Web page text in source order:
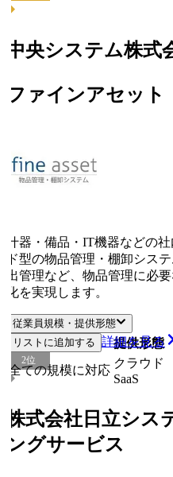
央システム株式
ァインアセット
器・備品・IT機器などの社
型の物品管理・棚卸システ
管理など、物品管理に必要
を実現します。
従業員規模・提供形態
従業員規模
提供形態
ての規模に対応
クラウド
SaaS
リストに追加する 詳細を見る
位
式会社日立シス
グサービス